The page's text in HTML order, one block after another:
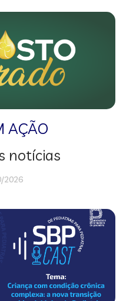
AÇÃO
notícias
2026